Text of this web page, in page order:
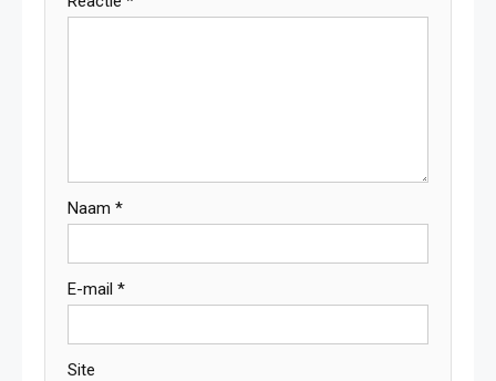
Naam *
E-mail *
Site